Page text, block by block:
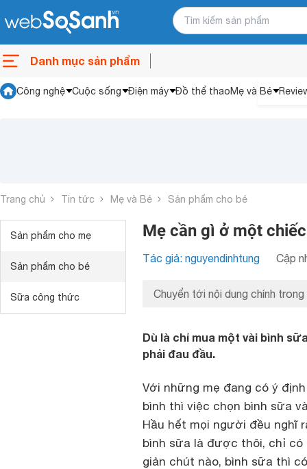
Danh mục sản phẩm
Công nghệ Cuộc sống Điện máy Đồ thể thaoMẹ và Bé
Trang chủ Tin tức Mẹ và Bé Sản phẩm cho bé
Sản phẩm cho mẹ
Sản phẩm cho bé
Sữa công thức
Mẹ cần gì ở một
Tác giả: nguyendinhtung Cập
Chuyển tới nội dung chính trong
Dù là chỉ mua một vài bình
phải đau đầu.
Với những mẹ đang có ý
bình thì việc chọn bình sữa
Hầu hết mọi người đều nghĩ
bình sữa là được thôi, chỉ có
giản chút nào, bình sữa thì